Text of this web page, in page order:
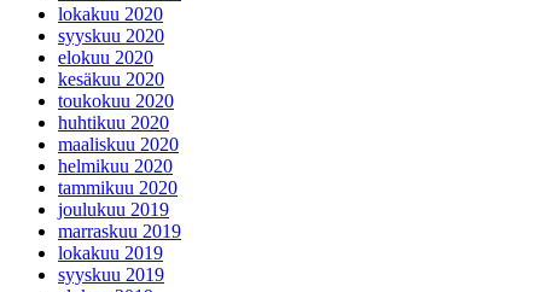
lokakuu 2020
syyskuu 2020
elokuu 2020
kesäkuu 2020
toukokuu 2020
huhtikuu 2020
maaliskuu 2020
helmikuu 2020
tammikuu 2020
joulukuu 2019
marraskuu 2019
lokakuu 2019
syyskuu 2019